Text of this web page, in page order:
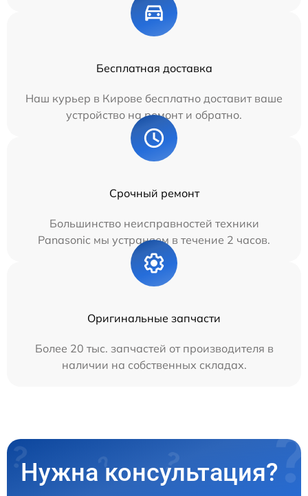
Бесплатная доставка
Наш курьер в Кирове бесплатно доставит ваше
устройство на ремонт и обратно.
Срочный ремонт
Большинство неисправностей техники
Panasonic мы устраняем в течение 2 часов.
Оригинальные запчасти
Более 20 тыс. запчастей от производителя в
наличии на собственных складах.
Нужна консультация?